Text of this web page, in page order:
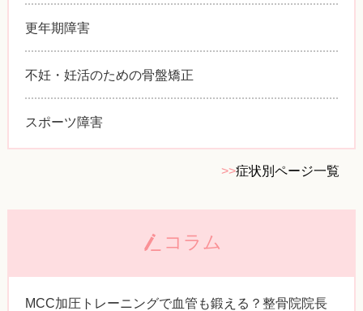
更年期障害
不妊・妊活のための骨盤矯正
スポーツ障害
>>症状別ページ一覧
コラム
MCC加圧トレーニングで血管も鍛える？整骨院院長